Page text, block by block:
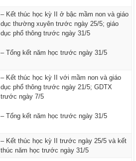
– Kết thúc học kỳ II ở bậc mầm non và giáo
dục thường xuyên trước ngày 25/5; giáo
dục phổ thông trước ngày 31/5
– Tổng kết năm học trước ngày 31/5
– Kết thúc học kỳ II với mầm non và giáo
dục phổ thông trước ngày 21/5; GDTX
trước ngày 7/5
– Tổng kết năm học trước ngày 31/5
– Kết thúc học kỳ II trước ngày 25/5 và kết
thúc năm học trước ngày 31/5